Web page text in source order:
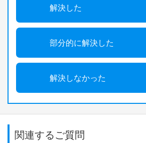
解決した
部分的に解決した
解決しなかった
関連するご質問